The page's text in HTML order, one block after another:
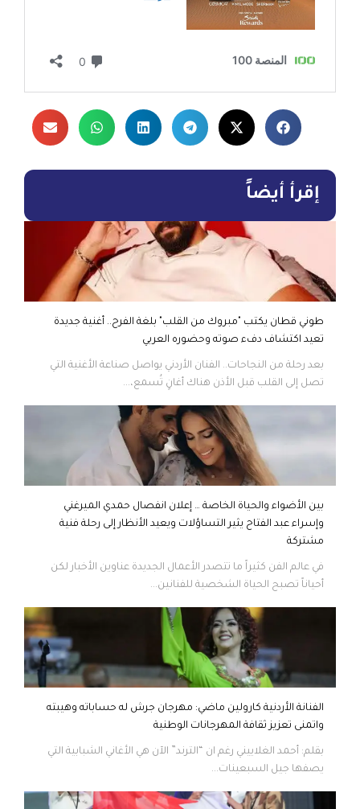
إقرأ أيضاً
طوني قطان يكتب "مبروك من القلب" بلغة الفرح.. أغنية جديدة
تعيد اكتشاف دفء صوته وحضوره العربي
بعد رحلة من النجاحات.. الفنان الأردني يواصل صناعة الأغنية التي
تصل إلى القلب قبل الأذن هناك أغانٍ تُسمع،...
بين الأضواء والحياة الخاصة … إعلان انفصال حمدي الميرغني
وإسراء عبد الفتاح يثير التساؤلات ويعيد الأنظار إلى رحلة فنية
مشتركة
في عالم الفن كثيراً ما تتصدر الأعمال الجديدة عناوين الأخبار لكن
أحياناً تصبح الحياة الشخصية للفنانين...
الفنانة الأردنية كارولين ماضي: مهرجان جرش له حساباته وهيبته
واتمنى تعزيز ثقافة المهرجانات الوطنية
بقلم: أحمد الغلاييني رغم ان “الترند” الآن هي الأغاني الشبابية التي
يصفها جيل السبعينات...